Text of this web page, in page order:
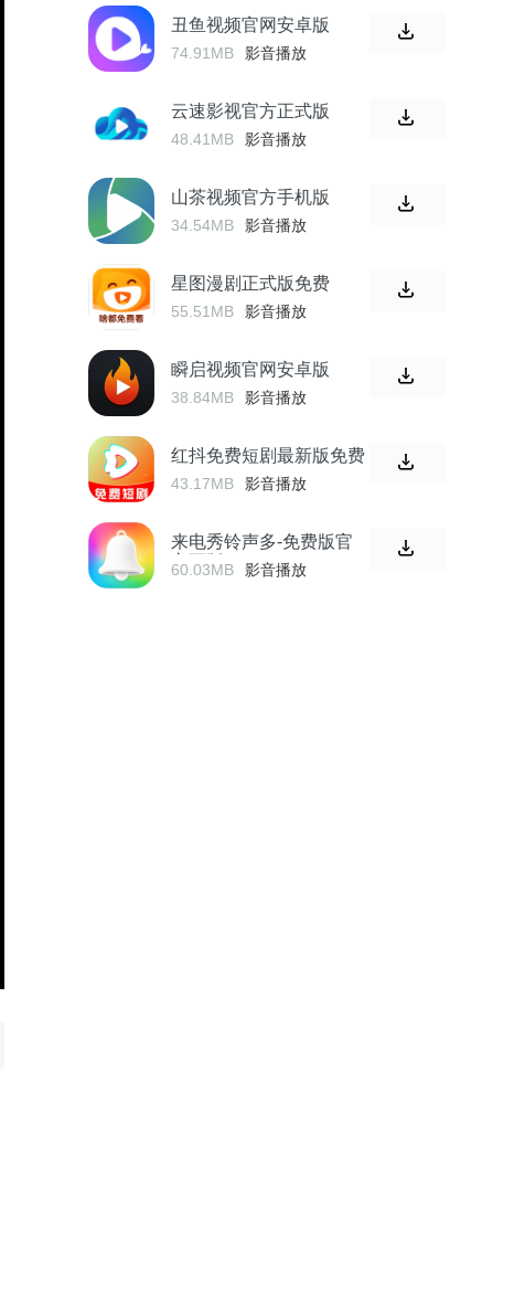
丑鱼视频官网安卓版
74.91MB 影音播放
云速影视官方正式版
48.41MB 影音播放
山茶视频官方手机版
34.54MB 影音播放
星图漫剧正式版免费
55.51MB 影音播放
瞬启视频官网安卓版
38.84MB 影音播放
红抖免费短剧最新版免费
43.17MB 影音播放
来电秀铃声多-免费版官
方正版
60.03MB 影音播放